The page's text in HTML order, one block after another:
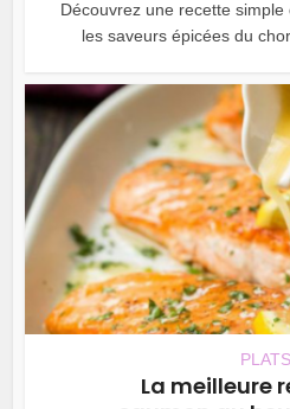
Découvrez une recette
les saveurs épicées du
PLATS
La meilleure